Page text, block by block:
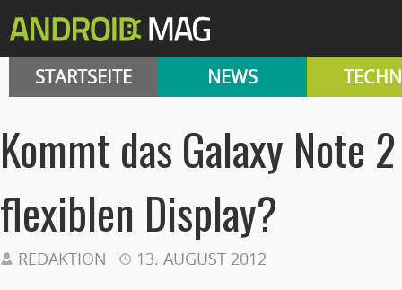
STARTSEITE NEWS
Kommt das Galaxy Note
flexiblen Display?
REDAKTION 13. AUGUST 2012